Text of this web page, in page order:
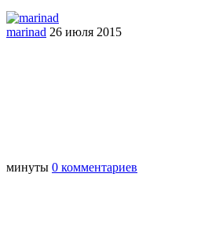
marinad 26 июля 2015
минуты 0 комментариев